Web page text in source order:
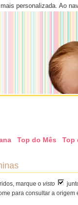
personalizada. Ao
Top do Mês Top
marque o visto
para consultar a origem